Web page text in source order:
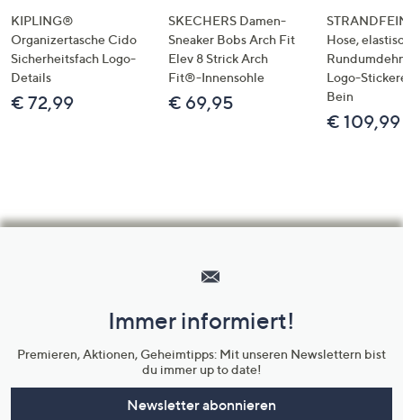
KIPLING®
Organizertasche Cido
Sicherheitsfach Logo-
Details
€ 72,99
SKECHERS Damen-
Sneaker Bobs Arch Fit
Elev 8 Strick Arch
Fit®-Innensohle
€ 69,95
Hose,
Logo-
Bein
€ 109,99
Unternehmensinformationen
Immer informiert!
Premieren, Aktionen, Geheimtipps: Mit unseren Newslettern bist
du immer up to date!
Newsletter abonnieren